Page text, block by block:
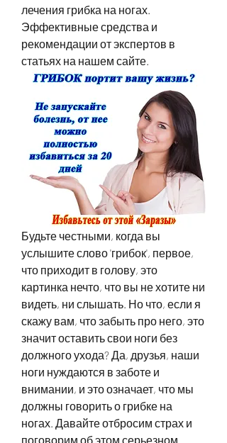
лечения грибка на ногах.
Эффективные средства и
рекомендации от экспертов в
статьях на нашем сайте.
Будьте честными, когда вы
услышите слово 'грибок', первое,
что приходит в голову, это
картинка нечто, что вы не хотите ни
видеть, ни слышать. Но что, если я
скажу вам, что забыть про него, это
значит оставить свои ноги без
должного ухода? Да, друзья, наши
ноги нуждаются в заботе и
внимании, и это означает, что мы
должны говорить о грибке на
ногах. Давайте отбросим страх и
поговорим об этом серьезном